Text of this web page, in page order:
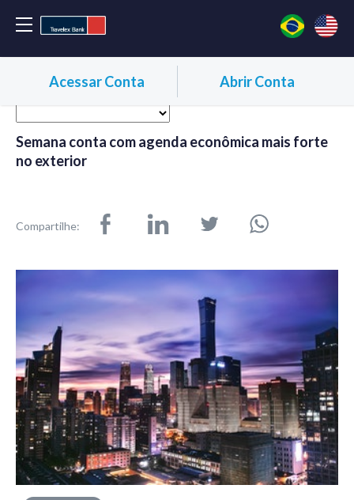
Acessar Conta Abrir Conta
Semana conta com agenda econômica mais forte
no exterior
Compartilhe: